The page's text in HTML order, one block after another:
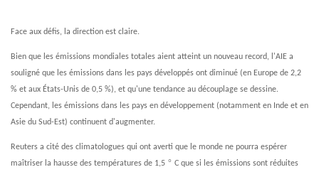
Face aux défis, la direction est claire.
Bien que les émissions mondiales totales aient atteint un nouveau record, l'AIE a
souligné que les émissions dans les pays développés ont diminué (en Europe de 2,2
% et aux États-Unis de 0,5 %), et qu'une tendance au découplage se dessine.
Cependant, les émissions dans les pays en développement (notamment en Inde et en
Asie du Sud-Est) continuent d'augmenter.
Reuters a cité des climatologues qui ont averti que le monde ne pourra espérer
maîtriser la hausse des températures de 1,5 ° C que si les émissions sont réduites